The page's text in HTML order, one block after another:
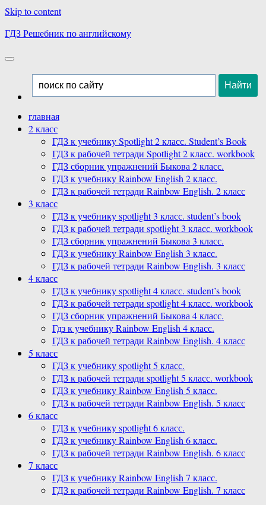
Skip to content
ГДЗ Решебник по английскому
главная
2 класс
ГДЗ к учебнику Spotlight 2 класс. Student’s Book
ГДЗ к рабочей тетради Spotlight 2 класс. workbook
ГДЗ сборник упражнений Быкова 2 класс.
ГДЗ к учебнику Rainbow English 2 класс.
ГДЗ к рабочей тетради Rainbow English. 2 класс
3 класс
ГДЗ к учебнику spotlight 3 класс. student’s book
ГДЗ к рабочей тетради spotlight 3 класс. workbook
ГДЗ сборник упражнений Быкова 3 класс.
ГДЗ к учебнику Rainbow English 3 класс.
ГДЗ к рабочей тетради Rainbow English. 3 класс
4 класс
ГДЗ к учебнику spotlight 4 класс. student’s book
ГДЗ к рабочей тетради spotlight 4 класс. workbook
ГДЗ сборник упражнений Быкова 4 класс.
Гдз к учебнику Rainbow English 4 класс.
ГДЗ к рабочей тетради Rainbow English. 4 класс
5 класс
ГДЗ к учебнику spotlight 5 класс.
ГДЗ к рабочей тетради spotlight 5 класс. workbook
ГДЗ к учебнику Rainbow English 5 класс.
ГДЗ к рабочей тетради Rainbow English. 5 класс
6 класс
ГДЗ к учебнику spotlight 6 класс.
ГДЗ к учебнику Rainbow English 6 класс.
ГДЗ к рабочей тетради Rainbow English. 6 класс
7 класс
ГДЗ к учебнику Rainbow English 7 класс.
ГДЗ к рабочей тетради Rainbow English. 7 класс